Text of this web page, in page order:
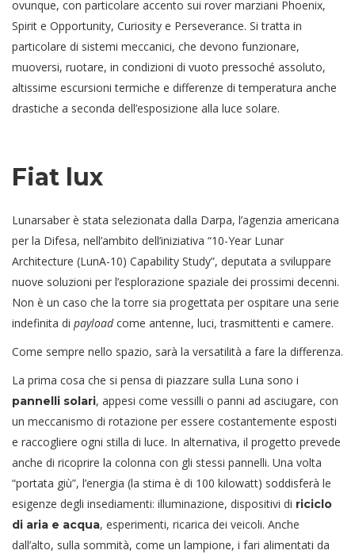
ovunque, con particolare accento sui rover marziani Phoenix,
Spirit e Opportunity, Curiosity e Perseverance. Si tratta in
particolare di sistemi meccanici, che devono funzionare,
muoversi, ruotare, in condizioni di vuoto pressoché assoluto,
altissime escursioni termiche e differenze di temperatura anche
drastiche a seconda dell’esposizione alla luce solare.
Fiat lux
Lunarsaber è stata selezionata dalla Darpa, l’agenzia americana
per la Difesa, nell’ambito dell’iniziativa “10-Year Lunar
Architecture (LunA-10) Capability Study”, deputata a sviluppare
nuove soluzioni per l’esplorazione spaziale dei prossimi decenni.
Non è un caso che la torre sia progettata per ospitare una serie
indefinita di payloadcome antenne, luci, trasmittenti e camere.
Come sempre nello spazio, sarà la versatilità a fare la differenza.
La prima cosa che si pensa di piazzare sulla Luna sono i
pannelli solari, appesi come vessilli o panni ad asciugare, con
un meccanismo di rotazione per essere costantemente esposti
e raccogliere ogni stilla di luce. In alternativa, il progetto prevede
anche di ricoprire la colonna con gli stessi pannelli. Una volta
“portata giù”, l’energia (la stima è di 100 kilowatt) soddisferà le
esigenze degli insediamenti: illuminazione, dispositivi di riciclo
di aria e acqua, esperimenti, ricarica dei veicoli. Anche
dall’alto, sulla sommità, come un lampione, i fari alimentati da